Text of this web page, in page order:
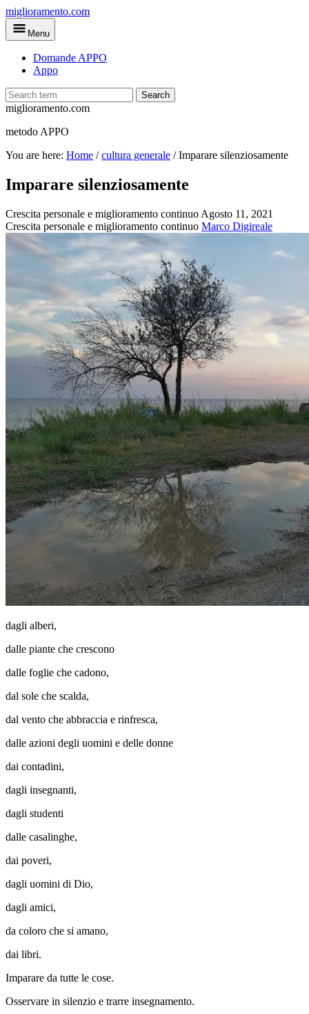
Skip
to
main
miglioramento.com
Menu
Domande APPO
Appo
Search
miglioramento.com
metodo APPO
You are here: Home /cultura generale /Imparare silenziosamente
Imparare silenziosamente
Crescita personale e miglioramento continuo Agosto 11, 2021
Crescita personale e miglioramento continuo Marco Digireale
dagli alberi,
dalle piante che crescono
dalle foglie che cadono,
dal sole che scalda,
dal vento che abbraccia e rinfresca,
dalle azioni degli uomini e delle donne
dai contadini,
dagli insegnanti,
dagli studenti
dalle casalinghe,
dai poveri,
dagli uomini di Dio,
dagli amici,
da coloro che si amano,
dai libri.
Imparare da tutte le cose.
Osservare in silenzio e trarre insegnamento.